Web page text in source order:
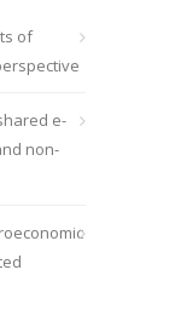
of
e-
non-